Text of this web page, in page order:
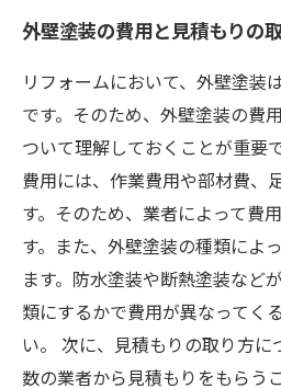
外壁塗装の費用と見積もりの
リフォームにおいて、外壁塗装
です。そのため、外壁塗装の費
ついて理解しておくことが重要
費用には、作業費用や部材費、
す。そのため、業者によって費
す。また、外壁塗装の種類によ
ます。防水塗装や断熱塗装など
類にするかで費用が異なってく
い。 次に、見積もりの取り方
数の業者から見積もりをもらう